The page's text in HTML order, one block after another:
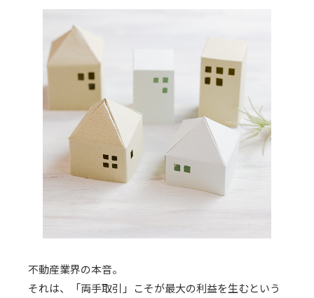
不動産業界の本音。
それは、「両手取引」こそが最大の利益を生むという